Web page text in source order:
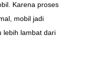
Karena proses
mobil jadi
lebih lambat dari